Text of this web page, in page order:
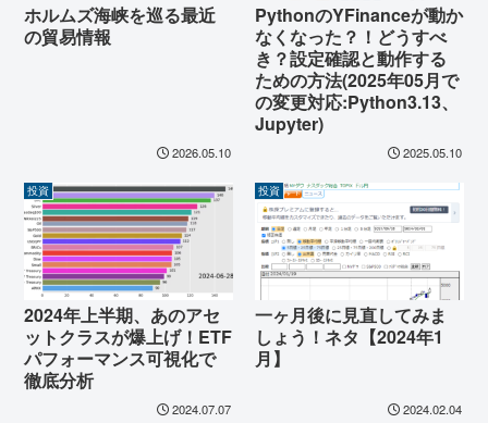
ホルムズ海峡を巡る最近
の貿易情報
2026.05.10
PythonのYFinanceが動か
なくなった？！どうすべ
き？設定確認と動作する
ための方法(2025年05月で
の変更対応:Python3.13、
Jupyter)
2025.05.10
投資
2024年上半期、あのアセ
ットクラスが爆上げ！ETF
パフォーマンス可視化で
徹底分析
2024.07.07
投資
一ヶ月後に見直してみま
しょう！ネタ【2024年1
月】
2024.02.04